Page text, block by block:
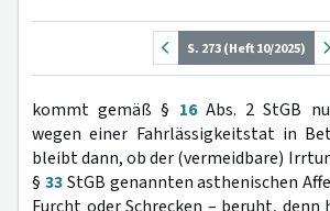
S. 273 (Heft 10/2025)
kommt gemäß § 16Abs. 2 StGB
wegen einer Fahrlässigkeitstat in
bleibt dann, ob der (vermeidbare)
§ 33StGB genannten asthenischen